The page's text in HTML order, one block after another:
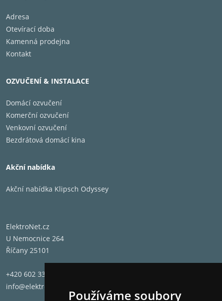
Používáme soubory
Adresa
Otevírací doba
Kamenná prodejna
Kontakt
OZVUČENÍ & INSTALACE
Domácí ozvučení
Komerční ozvučení
Venkovní ozvučení
Bezdrátová domácí kina
Akční nabídka
Akční nabídka Klipsch Odyssey
ElektroNet.cz
U Nemocnice 264
Říčany 25101
+420 602 331 662
info@elektronet.cz